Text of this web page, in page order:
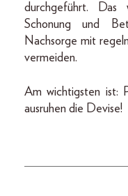
durchgeführt. Das
Schonung und
Nachsorge mit
vermeiden.
Am wichtigsten ist:
ausruhen die Devise!